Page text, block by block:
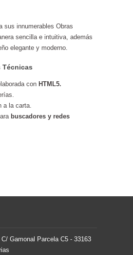
sus innumerables Obras
sencilla e intuitiva, además
elegante y moderno.
Técnicas
con HTML5.
a la carta.
buscadores y redes
C/ Gamonal Parcela C5 - 33163